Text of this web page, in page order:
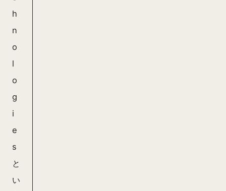
h
n
o
l
o
g
i
e
s
と
い